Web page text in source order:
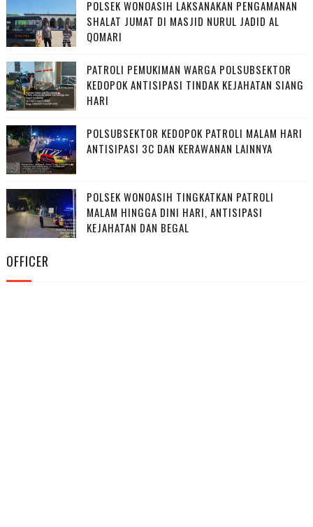
POLSEK WONOASIH LAKSANAKAN PENGAMANAN
SHALAT JUMAT DI MASJID NURUL JADID AL
QOMARI
PATROLI PEMUKIMAN WARGA POLSUBSEKTOR
KEDOPOK ANTISIPASI TINDAK KEJAHATAN SIANG
HARI
POLSUBSEKTOR KEDOPOK PATROLI MALAM HARI
ANTISIPASI 3C DAN KERAWANAN LAINNYA
POLSEK WONOASIH TINGKATKAN PATROLI
MALAM HINGGA DINI HARI, ANTISIPASI
KEJAHATAN DAN BEGAL
OFFICER